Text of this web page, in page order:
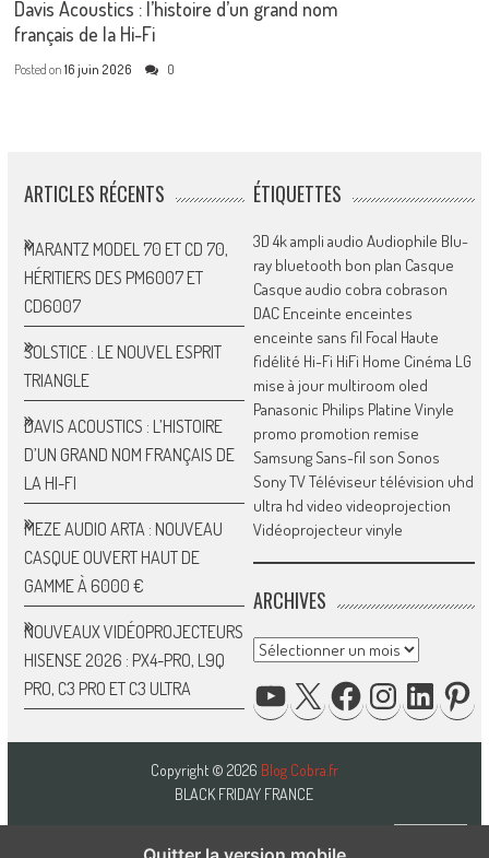
Davis Acoustics : l’histoire d’un grand nom
français de la Hi-Fi
Posted on16 juin 2026 0
ARTICLES RÉCENTS
MARANTZ MODEL 70 ET CD 70,
HÉRITIERS DES PM6007 ET
CD6007
SOLSTICE : LE NOUVEL ESPRIT
TRIANGLE
DAVIS ACOUSTICS : L’HISTOIRE
D’UN GRAND NOM FRANÇAIS DE
LA HI-FI
MEZE AUDIO ARTA : NOUVEAU
CASQUE OUVERT HAUT DE
GAMME À 6000 €
NOUVEAUX VIDÉOPROJECTEURS
HISENSE 2026 : PX4-PRO, L9Q
PRO, C3 PRO ET C3 ULTRA
ÉTIQUETTES
3D 4kampli audio Audiophile Blu-
ray bluetooth bon plan Casque
Casque audio cobra cobrason
DAC Enceinte enceintes
enceinte sans fil Focal Haute
fidélité Hi-Fi HiFi Home Cinéma LG
mise à jour multiroom oled
Panasonic Philips Platine Vinyle
promo promotion remise
SamsungSans-fil son Sonos
SonyTVTéléviseur télévision uhd
ultra hd video videoprojection
Vidéoprojecteurvinyle
ARCHIVES
Archives
YOUTUBE INSTAGRAM
Copyright © 2026 Blog Cobra.fr
BLACK FRIDAY FRANCE